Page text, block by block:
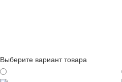
Выберите вариант товара